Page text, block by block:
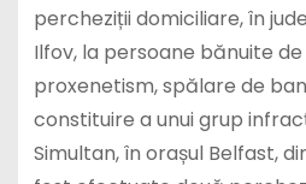
percheziții domiciliare, în
Ilfov, la persoane bănuite
proxenetism, spălare de
constituire a unui grup
Simultan, în orașul Belfast,